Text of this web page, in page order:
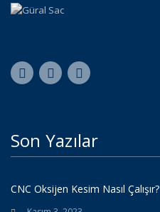
Son Yazılar
CNC Oksijen Kesim Nasıl Çalışır?